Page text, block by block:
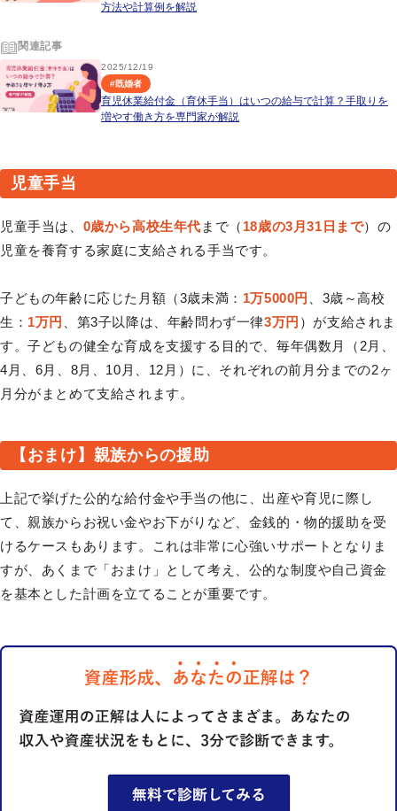
方法や計算例を解説
関連記事
2025/12/19
#既婚者
育児休業給付金（育休手当）はいつの給与で計算？手取りを
増やす働き方を専門家が解説
児童手当
児童手当は、 0歳から高校生年代 まで（ 18歳の3月31日まで）の
児童を養育する家庭に支給される手当です。
子どもの年齢に応じた月額（3歳未満： 1万5000円
、3歳～高校
生： 1万円 、第3子以降は、年齢問わず一律3万円 ）が支給されま
す。子どもの健全な育成を支援する目的で、毎年偶数月（2月、
4月、6月、8月、10月、12月）に、それぞれの前月分までの2ヶ
月分がまとめて支給されます。
【おまけ】親族からの援助
上記で挙げた公的な給付金や手当の他に、出産や育児に際し
て、親族からお祝い金やお下がりなど、金銭的・物的援助を受
けるケースもあります。これは非常に心強いサポートとなりま
すが、あくまで「おまけ」として考え、公的な制度や自己資金
を基本とした計画を立てることが重要です。